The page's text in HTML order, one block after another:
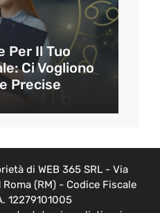
Per Il Tuo
Ci Vogliono
Precise
di WEB 365 SRL - Via
(RM) - Codice Fiscale
12279101005